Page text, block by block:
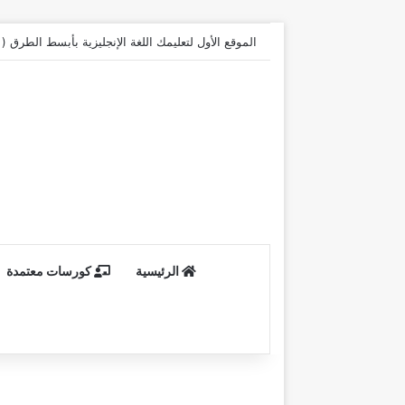
الموقع الأول لتعليمك اللغة الإنجليزية بأبسط
الرئيسية كورسات معتمدة